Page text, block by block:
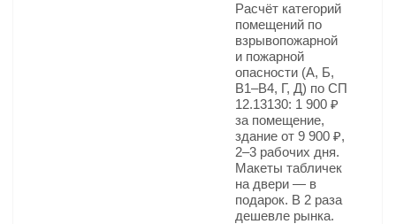
Расчёт категорий
помещений по
взрывопожарной
и пожарной
опасности (А, Б,
В1–В4, Г, Д) по СП
12.13130: 1 900 ₽
за помещение,
здание от 9 900 ₽,
2–3 рабочих дня.
Макеты табличек
на двери — в
подарок. В 2 раза
дешевле рынка.